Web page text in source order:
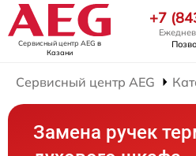
Сервисный центр AEG в
Казани
+7
Сервисный центр AEG
Замена ручек